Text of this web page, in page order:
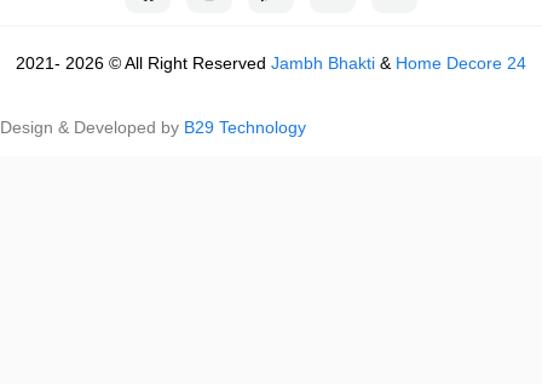
2021- 2026 © All Right Reserved Jambh Bhakti & Home Decore 24
Design & Developed by B29 Technology